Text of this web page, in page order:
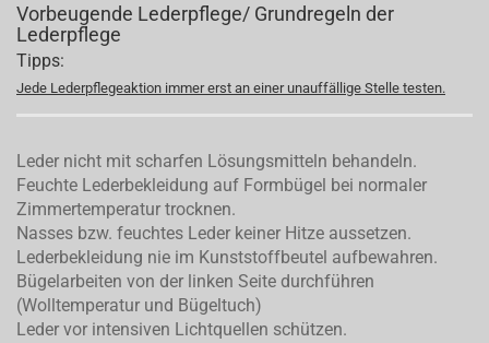
Vorbeugende Lederpflege/ Grundregeln der
Lederpflege
Tipps:
Jede Lederpflegeaktion immer erst an einer unauffällige Stelle testen.
Leder nicht mit scharfen Lösungsmitteln behandeln.
Feuchte Lederbekleidung auf Formbügel bei normaler
Zimmertemperatur trocknen.
Nasses bzw. feuchtes Leder keiner Hitze aussetzen.
Lederbekleidung nie im Kunststoffbeutel aufbewahren.
Bügelarbeiten von der linken Seite durchführen
(Wolltemperatur und Bügeltuch)
Leder vor intensiven Lichtquellen schützen.